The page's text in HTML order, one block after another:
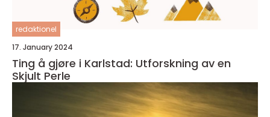
redaktionel
17. January 2024
Ting å gjøre i Karlstad: Utforskning av en
Skjult Perle